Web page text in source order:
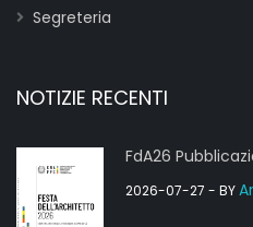
Segreteria
NOTIZIE RECENTI
FdA26
2026-07-27 - BY